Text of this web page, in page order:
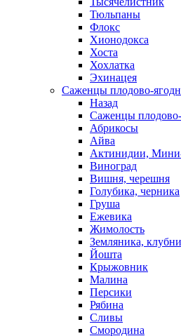
Тюльпаны
Флокс
Хионодокса
Хоста
Хохлатка
Эхинацея
Саженцы плодово-
Назад
Саженцы
Абрикосы
Айва
Актинидии,
Виноград
Вишня, черешня
Голубика, черника
Груша
Ежевика
Жимолость
Земляника,
Йошта
Крыжовник
Малина
Персики
Рябина
Сливы
Смородина